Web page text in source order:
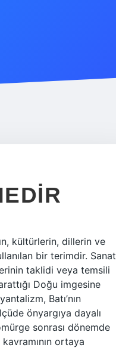
kültürlerin, dillerin ve
bir terimdir. Sanat
taklidi veya temsili
Doğu imgesine
Batı’nın
önyargıya dayalı
sonrası dönemde
ortaya